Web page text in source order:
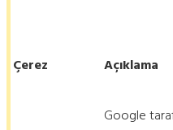
Çerez Açıklama
Google